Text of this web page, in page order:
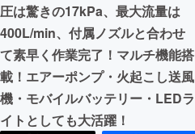
CAMPFIREふるさと納税
圧は驚きの17kPa、最大流量は
400L/min、付属ノズルと合わせ
て素早く作業完了！マルチ機能搭
載！エアーポンプ・火起こし送風
機・モバイルバッテリー・LEDラ
イトとしても大活躍！